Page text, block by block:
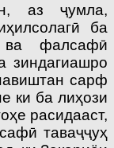
аз ҷумла,
ба
ва фалсафӣ
зиндагиашро
сарф
ки ба лиҳози
расидааст,
таваҷҷуҳ